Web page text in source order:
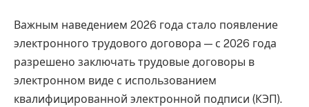
Важным наведением 2026 года стало появление
электронного трудового договора — с 2026 года
разрешено заключать трудовые договоры в
электронном виде с использованием
квалифицированной электронной подписи (КЭП).